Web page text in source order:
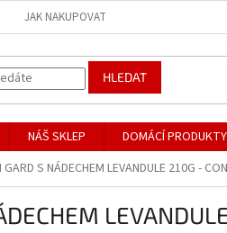
JAK NAKUPOVAT
HLEDAT
NÁŠ SKLEP DOMÁCÍ PRODUKTY
S NÁDECHEM LEVANDULE 210G -